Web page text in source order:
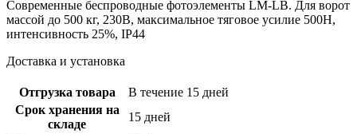
Современные беспроводные фотоэлементы LM-LB. Для ворот
массой до 500 кг, 230В, максимальное тяговое усилие 500Н,
интенсивность 25%, IP44
Доставка и установка
Отгрузка товара
В течение 15 дней
Срок хранения на
складе
15 дней